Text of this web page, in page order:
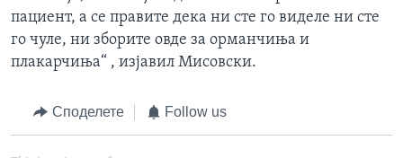
пациент, а се правите дека ни сте го виделе ни сте
го чуле, ни зборите овде за орманчиња и
плакарчиња“ , изјавил Мисовски.
Споделете Follow us